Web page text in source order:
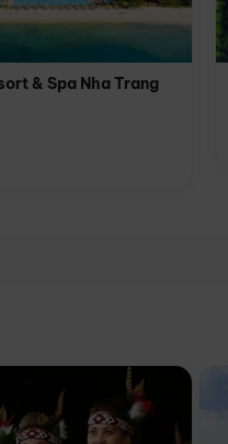
& Spa Nha Trang